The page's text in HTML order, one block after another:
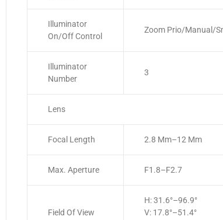
Illuminator
On/Off Control
Zoom Prio/Manual/
Illuminator
Number
3
Lens
Focal Length 2.8 Mm–12 Mm
Max. Aperture F1.8–F2.7
Field Of View
H: 31.6°–96.9°
V: 17.8°–51.4°